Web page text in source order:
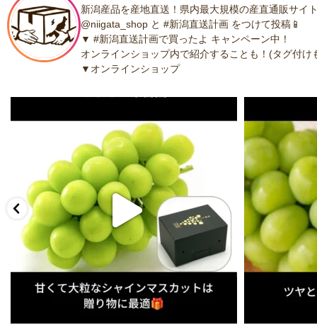
新潟産品を産地直送！県内最大規模の産直通販サイ
@niigata_shop と #新潟直送計画 をつけて投稿📱
▼ #新潟直送計画で買ったよ キャンペーン中！
オンラインショップ内で紹介することも！(タグ付け
▼オンラインショップ